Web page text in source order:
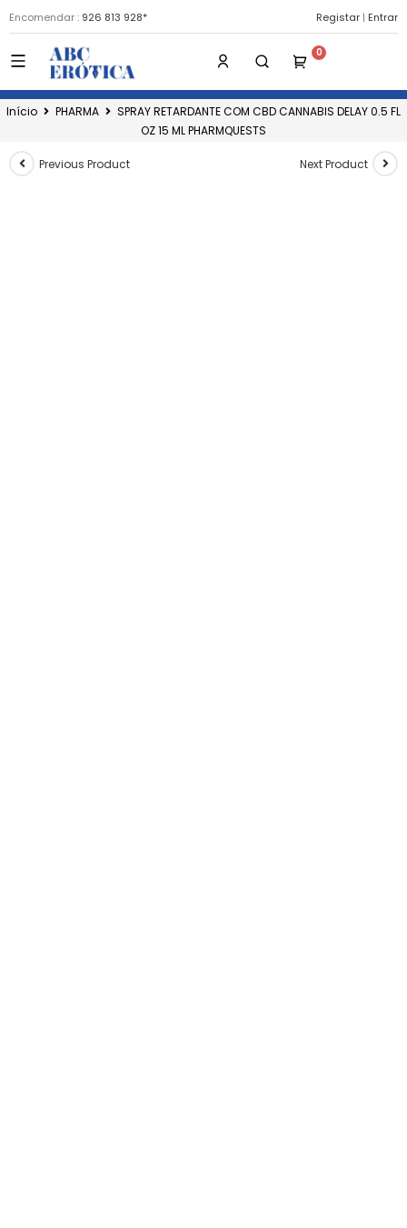
Encomendar : 926 813 928* Registar | Entrar
Início PHARMA
SPRAY RETARDANTE COM CBD CANNABIS DELAY 0.5 FL
OZ 15 ML PHARMQUESTS
Previous Product Next Product